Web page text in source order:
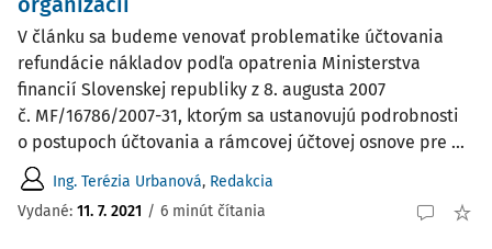
V článku sa budeme venovať problematike účtovania
refundácie nákladov podľa opatrenia Ministerstva
financií Slovenskej republiky z 8. augusta 2007
č. MF/16786/2007-31, ktorým sa ustanovujú podrobnosti
o postupoch účtovania a rámcovej účtovej osnove pre ...
Ing. Terézia Urbanová, Redakcia
Vydané: 11. 7. 2021 / 6 minút čítania